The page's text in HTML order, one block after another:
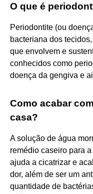
O que é
Periodontite (ou
bacteriana dos
que envolvem e
conhecidos como
doença da gengiva e
Como acabar
casa?
A solução de água
remédio caseiro para
ajuda a cicatrizar e
dor, além de ser um
quantidade de